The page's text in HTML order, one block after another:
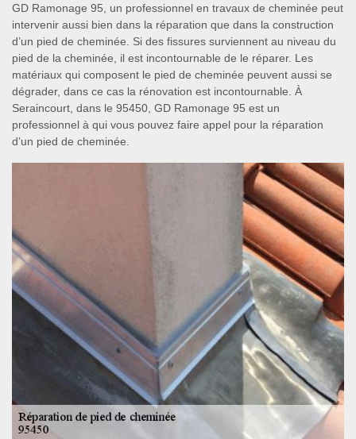
GD Ramonage 95, un professionnel en travaux de cheminée peut
intervenir aussi bien dans la réparation que dans la construction
d’un pied de cheminée. Si des fissures surviennent au niveau du
pied de la cheminée, il est incontournable de le réparer. Les
matériaux qui composent le pied de cheminée peuvent aussi se
dégrader, dans ce cas la rénovation est incontournable. À
Seraincourt, dans le 95450, GD Ramonage 95 est un
professionnel à qui vous pouvez faire appel pour la réparation
d’un pied de cheminée.